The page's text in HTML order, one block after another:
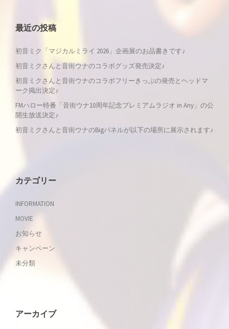
ナ
ビ
ゲ
ー
シ
ョ
ン
最近の投稿
初音ミク「マジカルミライ 2026」企画展のお品書きです♪
初音ミクさんと音街ウナのコラボグッズ発売決定♪
初音ミクさんと音街ウナのコラボフリーきっぷの発売とヘッドマ
ーク掲出決定♪
FMハロー特番「音街ウナ10周年記念プレミアムラジオ in Any」の公
開生放送決定♪
初音ミクさんと音街ウナのBigパネルが以下の場所に展示されます♪
カテゴリー
INFORMATION
MOVIE
お知らせ
キャンペーン
未分類
アーカイブ